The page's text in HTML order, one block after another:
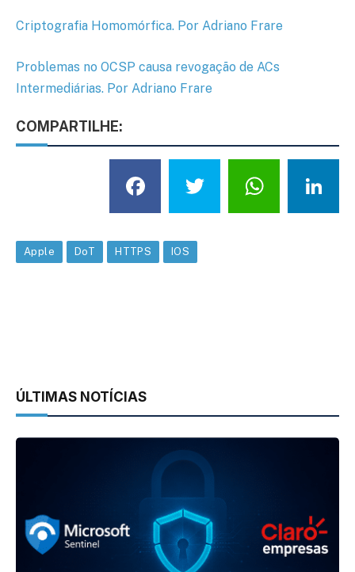
Criptografia Homomórfica. Por Adriano Frare
Problemas no OCSP causa revogação de ACs
Intermediárias. Por Adriano Frare
COMPARTILHE:
Facebook
Twitter
Apple DoT HTTPS IOS
ÚLTIMAS NOTÍCIAS